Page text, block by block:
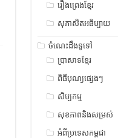
រឿងព្រេងខ្មែរ
សុភាសិតអធិប្បាយ
ចំណេះដឹងទូទៅ
ប្រាសាទខ្មែរ
ពិធីបុណ្យផ្សេងៗ
សិប្បកម្ម
សុខភាពនិងសម្រស់
អំពីប្រទេសកម្ពុជា